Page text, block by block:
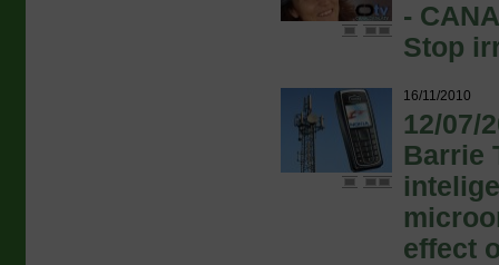
-
Stop
16/11/2010
12/07/
Barrie
effect